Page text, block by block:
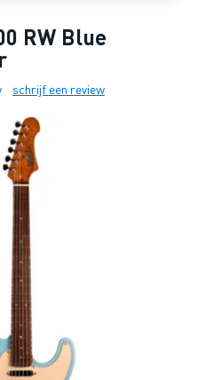
RW Blue
schrijf een review